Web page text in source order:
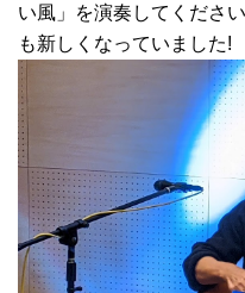
い風」を演奏してくださ
も新しくなっていました!